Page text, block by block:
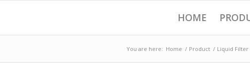
HOME
You are here: Home / Product / Liquid Filter